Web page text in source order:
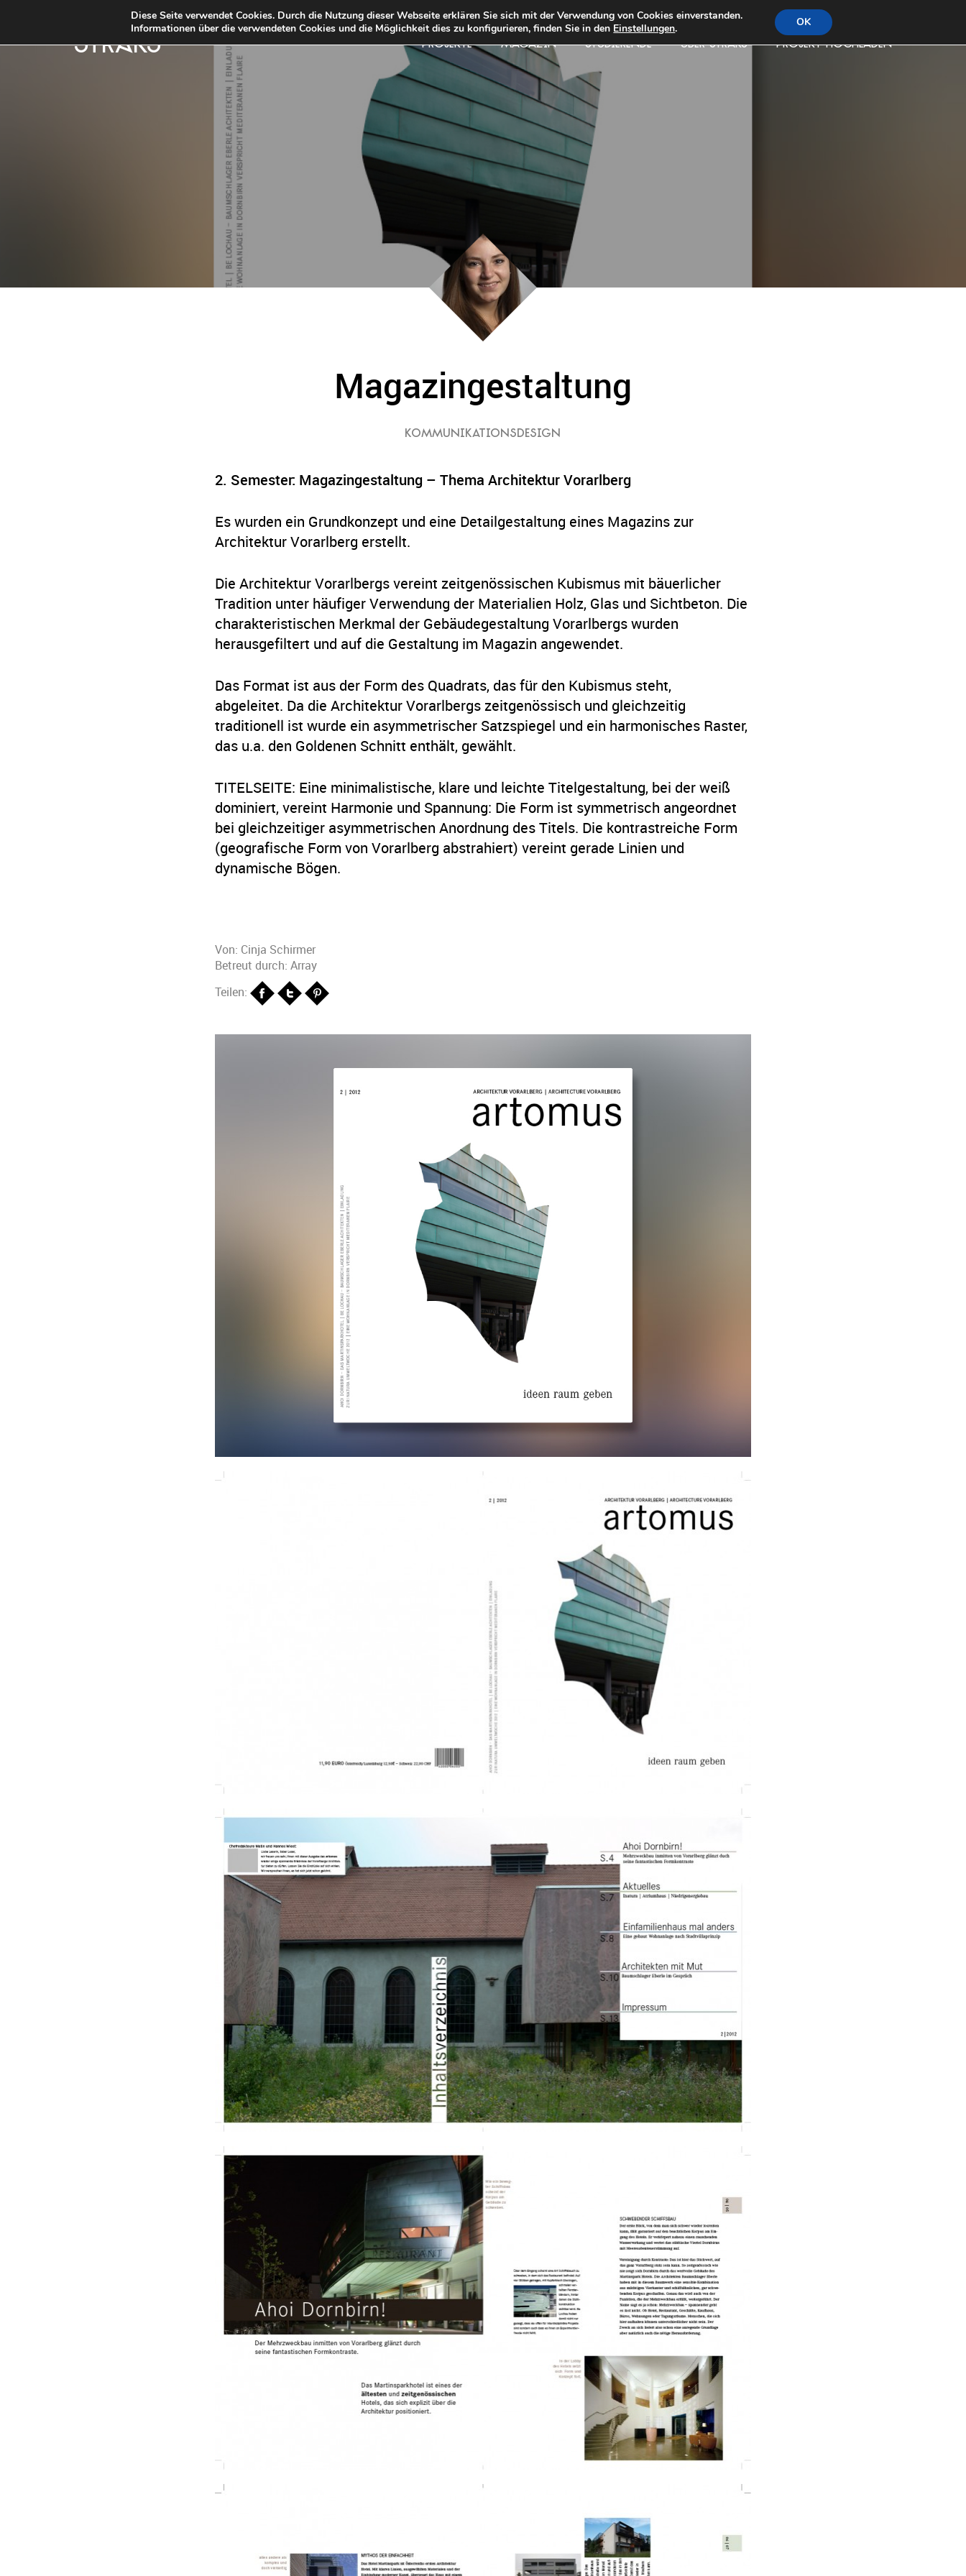
STRKS PROJEKTE MAGAZIN STUDIERENDE ÜBER STRAKS PROJEKT HOCHLADEN
Magazingestaltung
KOMMUNIKATIONSDESIGN
2. Semester: Magazingestaltung – Thema Architektur Vorarlberg
Es wurden ein Grundkonzept und eine Detailgestaltung eines Magazins zur
Architektur Vorarlberg erstellt.
Die Architektur Vorarlbergs vereint zeitgenössischen Kubismus mit bäuerlicher
Tradition unter häufiger Verwendung der Materialien Holz, Glas und Sichtbeton. Die
charakteristischen Merkmal der Gebäudegestaltung Vorarlbergs wurden
herausgefiltert und auf die Gestaltung im Magazin angewendet.
Das Format ist aus der Form des Quadrats, das für den Kubismus steht,
abgeleitet. Da die Architektur Vorarlbergs zeitgenössisch und gleichzeitig
traditionell ist wurde ein asymmetrischer Satzspiegel und ein harmonisches Raster,
das u.a. den Goldenen Schnitt enthält, gewählt.
TITELSEITE: Eine minimalistische, klare und leichte Titelgestaltung, bei der weiß
dominiert, vereint Harmonie und Spannung: Die Form ist symmetrisch angeordnet
bei gleichzeitiger asymmetrischen Anordnung des Titels. Die kontrastreiche Form
(geografische Form von Vorarlberg abstrahiert) vereint gerade Linien und
dynamische Bögen.
Von: Cinja Schirmer
Betreut durch: Array
Teilen:
Diese Seite verwendet Cookies. Durch die Nutzung dieser Webseite erklären Sie sich mit der Verwendung von Cookies einverstanden.
Informationen über die verwendeten Cookies und die Möglichkeit dies zu konfigurieren, finden Sie in den Einstellungen. OK